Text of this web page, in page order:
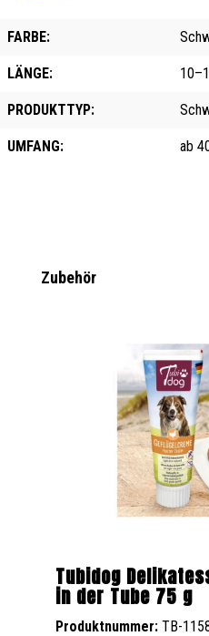
FARBE:
LÄNGE:
PRODUKTTYP:
UMFANG: ab
Produktgalerie überspringen
Zubehör
Tubidog
in der Tube 75 g
Produktnummer: TB-